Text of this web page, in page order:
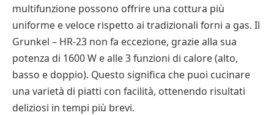
multifunzione possono offrire una cottura più
uniforme e veloce rispetto ai tradizionali forni a gas. Il
Grunkel – HR-23 non fa eccezione, grazie alla sua
potenza di 1600 W e alle 3 funzioni di calore (alto,
basso e doppio). Questo significa che puoi cucinare
una varietà di piatti con facilità, ottenendo risultati
deliziosi in tempi più brevi.